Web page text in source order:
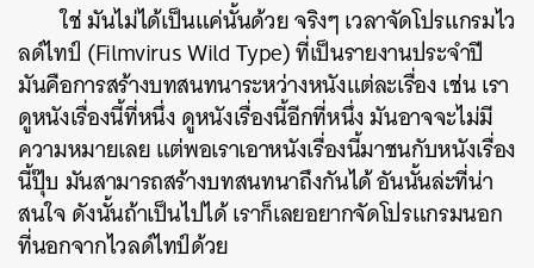
ใช่ มันไม่ได้เป็นแค่นั้นด้วย จริงๆ เวลาจัดโปรแกรมไว
ลด์ไทป์ (Filmvirus Wild Type) ที่เป็นรายงานประจำปี
มันคือการสร้างบทสนทนาระหว่างหนังแต่ละเรื่อง เช่น เรา
ดูหนังเรื่องนี้ที่หนึ่ง ดูหนังเรื่องนี้อีกที่หนึ่ง มันอาจจะไม่มี
ความหมายเลย แต่พอเราเอาหนังเรื่องนี้มาชนกับหนังเรื่อง
นี้ปุ๊บ มันสามารถสร้างบทสนทนาถึงกันได้ อันนั้นล่ะที่น่า
สนใจ ดังนั้นถ้าเป็นไปได้ เราก็เลยอยากจัดโปรแกรมนอก
ที่นอกจากไวลด์ไทป์ด้วย